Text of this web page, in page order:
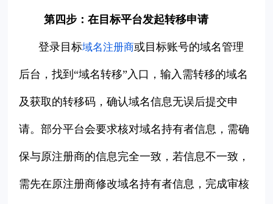
第四步：在目标平台发起转移申请
登录目标域名注册商或目标账号的域名管理
后台，找到“域名转移”入口，输入需转移的域名
及获取的转移码，确认域名信息无误后提交申
请。部分平台会要求核对域名持有者信息，需确
保与原注册商的信息完全一致，若信息不一致，
需先在原注册商修改域名持有者信息，完成审核